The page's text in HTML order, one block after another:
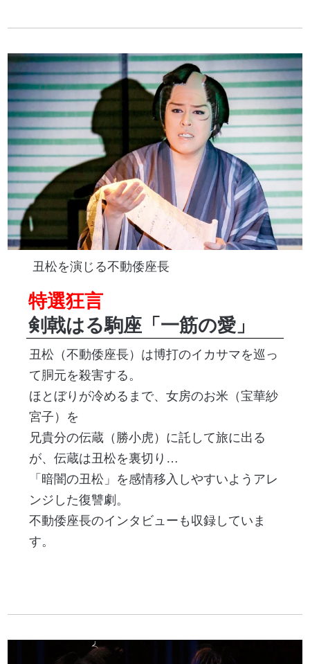
丑松を演じる不動倭座長
特選狂言
剣戟はる駒座「一筋の愛」
丑松（不動倭座長）は博打のイカサマを巡っ
て胴元を殺害する。
ほとぼりが冷めるまで、女房のお米（宝華紗
宮子）を
兄貴分の伝蔵（勝小虎）に託して旅に出る
が、伝蔵は丑松を裏切り…
「暗闇の丑松」を感情移入しやすいようアレ
ンジした復讐劇。
不動倭座長のインタビューも収録していま
す。